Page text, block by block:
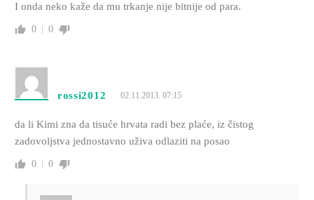
I onda neko kaže da mu trkanje nije bitnije od para.
0 0
rossi2012 02.11.2013. 07:15
da li Kimi zna da tisuće hrvata radi bez plaće, iz čistog
zadovoljstva jednostavno uživa odlaziti na posao
0 0